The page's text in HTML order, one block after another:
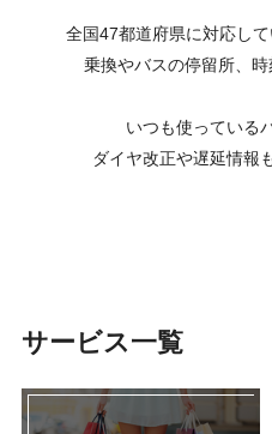
全国47都道府県に対応し
乗換やバスの停留所、時
いつも使っている
ダイヤ改正や遅延情報
サービス一覧